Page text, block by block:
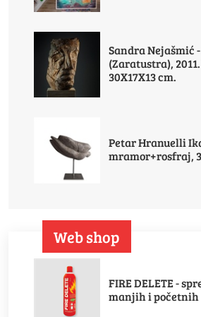
Sandra Nejašmić
(Zaratustra),
30X17X13 cm.
Petar Hranuelli
mramor+rosfraj,
Web shop
FIRE DELETE -
manjih i početnih